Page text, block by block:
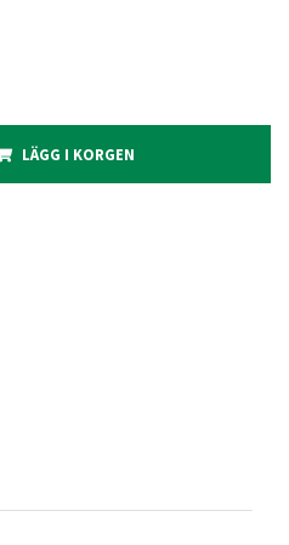
LÄGG I KORGEN